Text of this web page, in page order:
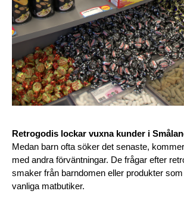
Retrogodis lockar vuxna kunder i
Medan barn ofta söker det senaste,
med andra förväntningar. De frågar efter
smaker från barndomen eller produkter
vanliga matbutiker.